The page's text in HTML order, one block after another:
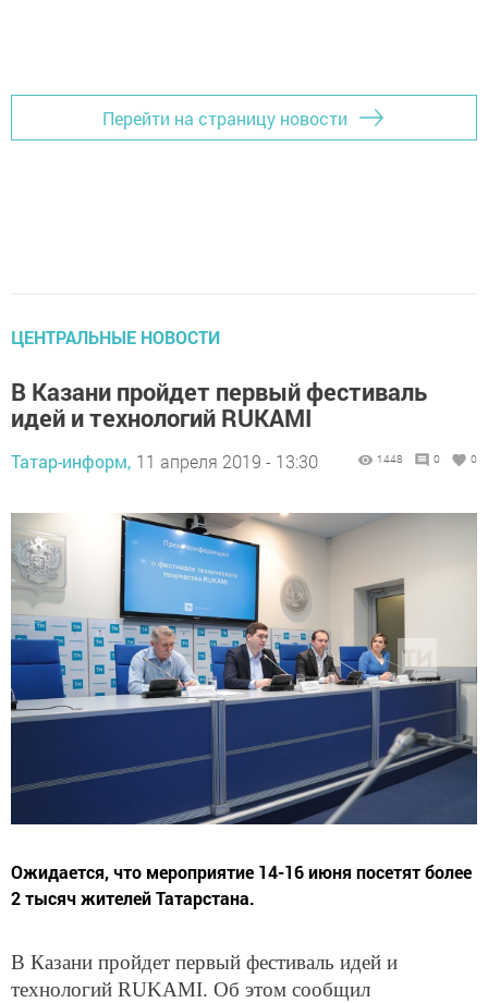
Перейти на страницу новости
ЦЕНТРАЛЬНЫЕ НОВОСТИ
В Казани пройдет первый фестиваль
идей и технологий RUKAMI
Татар-информ, 11 апреля 2019 - 13:30 1448 0 0
Ожидается, что мероприятие 14-16 июня посетят более
2 тысяч жителей Татарстана.
В Казани пройдет первый фестиваль идей и
технологий RUKAMI. Об этом сообщил